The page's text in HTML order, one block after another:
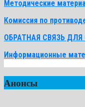
Методические
Комиссия по
ОБРАТНАЯ СВЯЗЬ
Информационные
Анонсы